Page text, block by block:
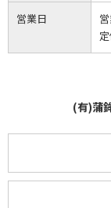
営業日
(有)蒲